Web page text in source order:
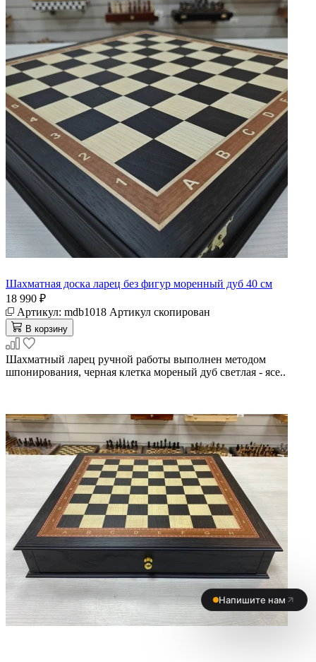
Шахматная доска ларец без фигур моренный дуб 40 см
18 990 ₽
Артикул: mdb1018 Артикул скопирован
В корзину
Шахматный ларец ручной работы выполнен методом
шпонирования, черная клетка мореный дуб светлая - ясе..